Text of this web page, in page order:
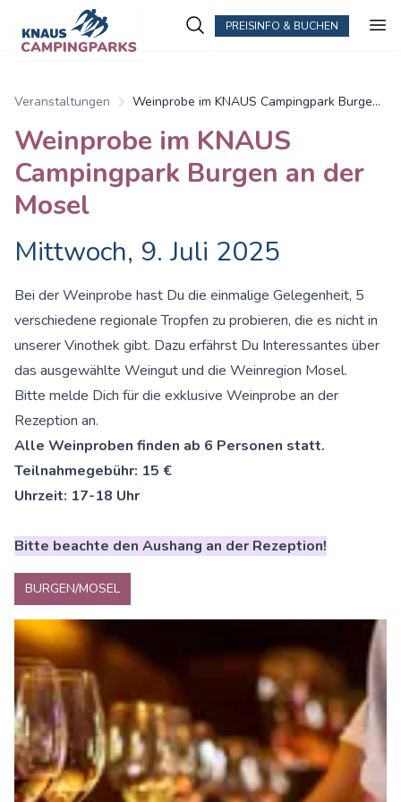
PREISINFO & BUCHEN
Veranstaltungen
Weinprobe im KNAUS Campingpark Burgen
Weinprobe im KNAUS
Campingpark Burgen an der
Mosel
Mittwoch, 9. Juli 2025
Bei der Weinprobe hast Du die einmalige Gelegenheit, 5
verschiedene regionale Tropfen zu probieren, die es nicht in
unserer Vinothek gibt. Dazu erfährst Du Interessantes über
das ausgewählte Weingut und die Weinregion Mosel.
Bitte melde Dich für die exklusive Weinprobe an der
Rezeption an.
Alle Weinproben finden ab 6 Personen statt.
Teilnahmegebühr: 15 €
Uhrzeit: 17-18 Uhr
Bitte beachte den Aushang an der Rezeption!
BURGEN/MOSEL